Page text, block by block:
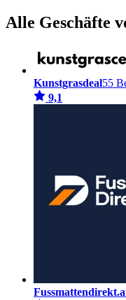
Alle Geschäfte
Kunstgrasdeal55
9,1